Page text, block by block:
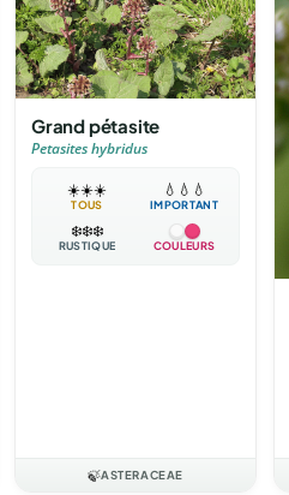
Grand pétasite
Petasites hybridus
☀️☀️☀️
TOUS
💧 💧 💧
IMPORTANT
❄️❄️❄️
RUSTIQUE COULEURS
🍃ASTERACEAE